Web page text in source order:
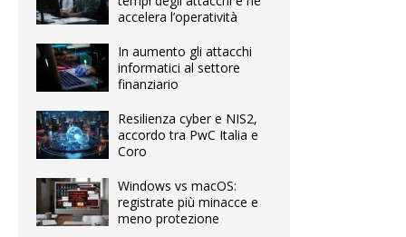
accelera l’operatività
In aumento gli attacchi
informatici al settore
finanziario
Resilienza cyber e NIS2,
accordo tra PwC Italia e
Coro
Windows vs macOS:
registrate più minacce e
meno protezione